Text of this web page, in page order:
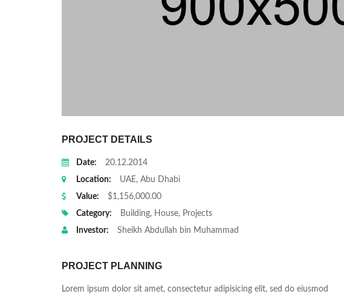
PROJECT DETAILS
Date:
20.12.2014
Location:
UAE, Abu Dhabi
Value:
$1,156,000.00
Category:
Building, House, Projects
Investor:
Sheikh Abdullah bin Muhammad
PROJECT PLANNING
Lorem ipsum dolor sit amet, consectetur adipisicing elit, sed do eiusmod